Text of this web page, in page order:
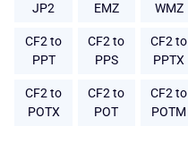
JP2
EMZ
WMZ
CF2 to
PPT
CF2 to
PPS
CF2 to
PPTX
CF2 to
POTX
CF2 to
POT
CF2 to
POTM